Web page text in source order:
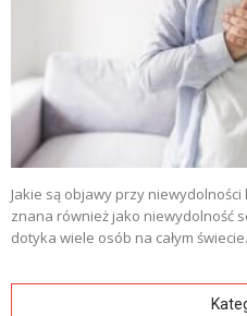
Jakie są objawy przy
znana również jako niewydolność
dotyka wiele osób na całym